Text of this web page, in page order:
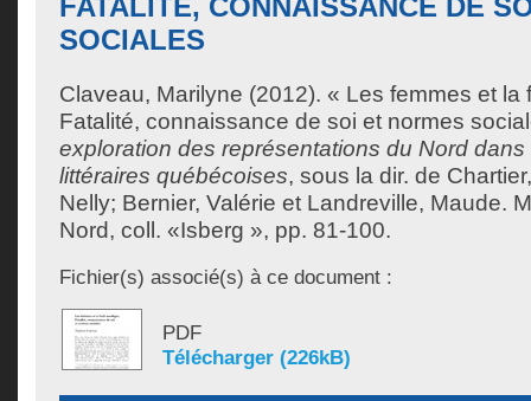
FATALITÉ, CONNAISSANCE DE
SOCIALES
Claveau, Marilyne (2012). « Les femmes et la
Fatalité, connaissance de soi et normes
exploration des représentations du Nord
littéraires québécoises, sous la dir. de
Nelly; Bernier, Valérie et Landreville, Maude.
Nord, coll. «Isberg », pp. 81-100.
Fichier(s) associé(s) à ce document :
PDF
Télécharger (226kB)